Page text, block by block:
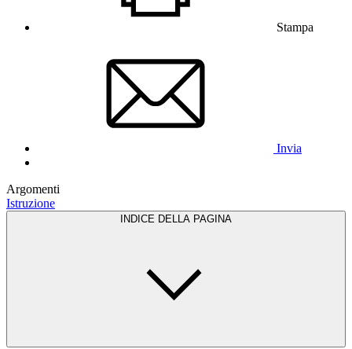
Stampa
Invia
Argomenti
Istruzione
INDICE DELLA PAGINA